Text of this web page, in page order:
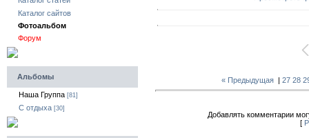
Каталог сайтов
Фотоальбом
Форум
Альбомы
Наша Группа [81]
C отдыха [30]
« Предыдущая | 27 28
Добавлять комментарии
[